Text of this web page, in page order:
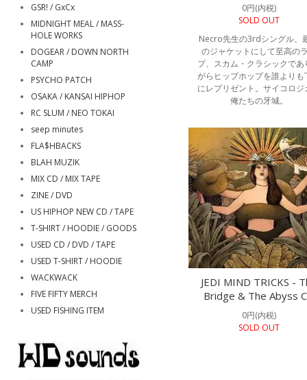
0円(内税)
SOLD OUT
Necro先生の3rdシングル、
のジャケットにして至高の
プ、スカム・クラシックであ
がらヒップホップを誰よりも
にレプリゼント。サイコロジ
俺たちの牙城。
JEDI MIND TRICKS -
Bridge & The Abyss
0円(内税)
SOLD OUT
GSR! / GxCx
MIDNIGHT MEAL / MASS-
HOLE WORKS
DOGEAR / DOWN NORTH
CAMP
PSYCHO PATCH
OSAKA / KANSAI HIPHOP
RC SLUM / NEO TOKAI
seep minutes
FLA$HBACKS
BLAH MUZIK
MIX CD / MIX TAPE
ZINE / DVD
US HIPHOP NEW CD / TAPE
T-SHIRT / HOODIE / GOODS
USED CD / DVD / TAPE
USED T-SHIRT / HOODIE
WACKWACK
FIVE FIFTY MERCH
USED FISHING ITEM